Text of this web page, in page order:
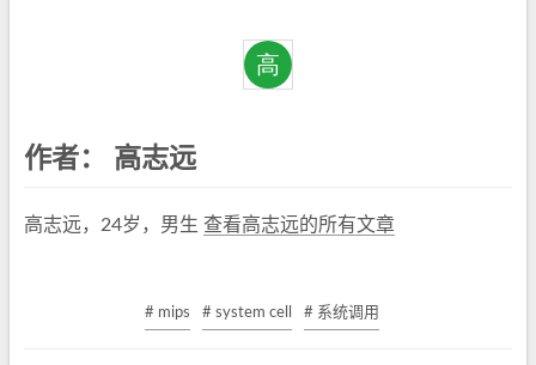
作者： 高志远
高志远，24岁，男生 查看高志远的所有文章
# mips # system cell # 系统调用